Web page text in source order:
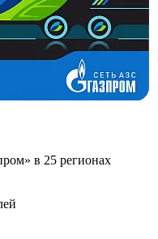
в 25 регионах